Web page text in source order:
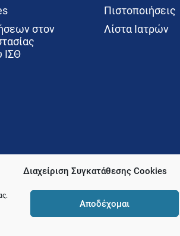
Διαχείριση Συγκατάθεσης Cookies
Αποδέχομαι
στον
ΙΣΘ
Πιστοποιήσεις
Λίστα Ιατρών